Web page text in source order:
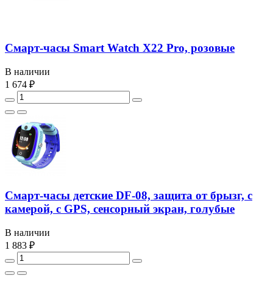
Смарт-часы Smart Watch X22 Pro, розовые
В наличии
1 674 ₽
Смарт-часы детские DF-08, защита от брызг, с
камерой, с GPS, сенсорный экран, голубые
В наличии
1 883 ₽